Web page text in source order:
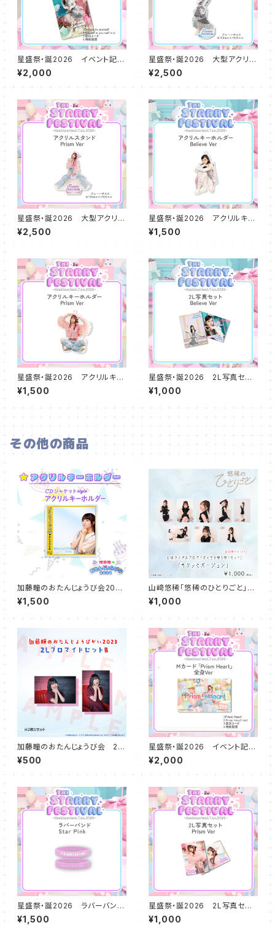
星盛祭・誕2026 イベント記念
楽曲 「Believe in yourself」
Mカード（縦）
¥2,000
星盛祭・誕2026 大型アクリル
スタンドプレート Believe ve
r
¥2,500
星盛祭・誕2026 大型アクリル
スタンドプレート Prism Ver
¥2,500
星盛祭・誕2026 アクリルキー
ホルダー Believe ver
¥1,500
星盛祭・誕2026 アクリルキー
ホルダー Prism ver
¥1,500
星盛祭・誕2026 2L写真セット
（2枚組） Believe ver
¥1,000
その他の商品
加藤瞳のおたんじょうび会2024
アクリルキーホルダー
¥1,500
山﨑悠稀「悠稀のひとりごと」ラ
ンダムブロマイド（キリッとバー
ジョン）
¥1,000
加藤瞳のおたんじょうび会 2L
写真Bセット（2種1セット）
¥500
星盛祭・誕2026 イベント記念
楽曲 「Prism Heart」Mカード
（全身）
¥2,000
星盛祭・誕2026 ラバーバン
ド Star Pink
¥1,500
星盛祭・誕2026 2L写真セット
（2枚組） Prism ver
¥1,000